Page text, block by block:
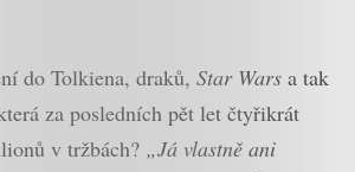
do Tolkiena, draků, Star Wars a tak
za posledních pět let čtyřikrát
v tržbách? „Já vlastně ani